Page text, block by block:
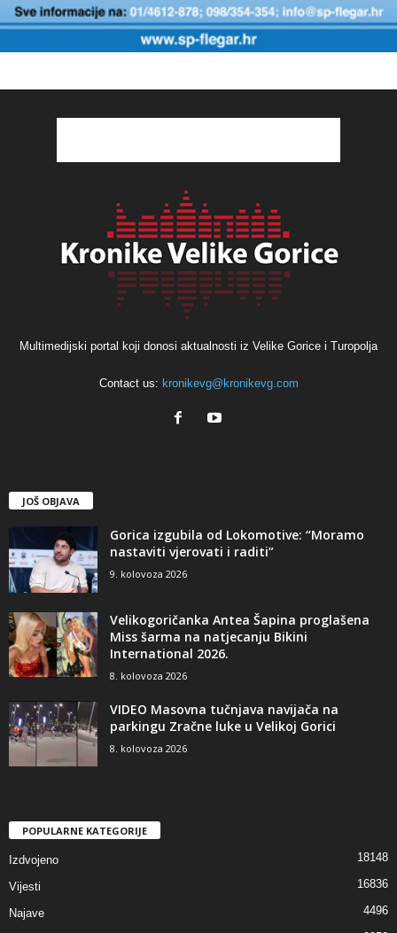
Multimedijski portal koji donosi aktualnosti iz Velike Gorice i Turopolja
Contact us: kronikevg@kronikevg.com
JOŠ OBJAVA
Gorica izgubila od Lokomotive: “Moramo
nastaviti vjerovati i raditi”
9. kolovoza 2026
Velikogoričanka Antea Šapina proglašena
Miss šarma na natjecanju Bikini
International 2026.
8. kolovoza 2026
VIDEO Masovna tučnjava navijača na
parkingu Zračne luke u Velikoj Gorici
8. kolovoza 2026
POPULARNE KATEGORIJE
Izdvojeno 18148
Vijesti 16836
Najave 4496